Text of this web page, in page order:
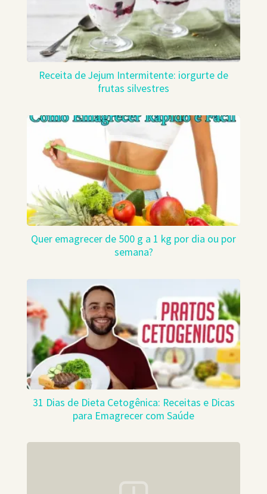
Receita de Jejum Intermitente: iorgurte de
frutas silvestres
Quer emagrecer de 500 g a 1 kg por dia ou por
semana?
31 Dias de Dieta Cetogênica: Receitas e Dicas
para Emagrecer com Saúde